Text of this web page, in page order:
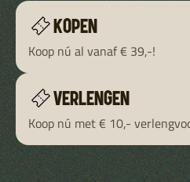
KOPEN
Koop nú al vanaf € 39,-!
VERLENGEN
Koop nú met € 10,-